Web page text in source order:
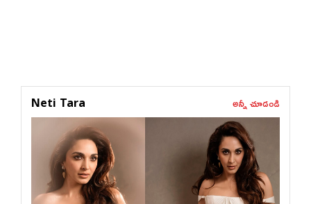
Neti Tara అన్నీ చూడండి